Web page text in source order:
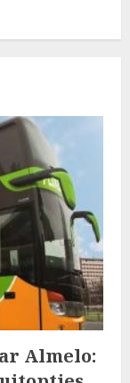
Almelo: